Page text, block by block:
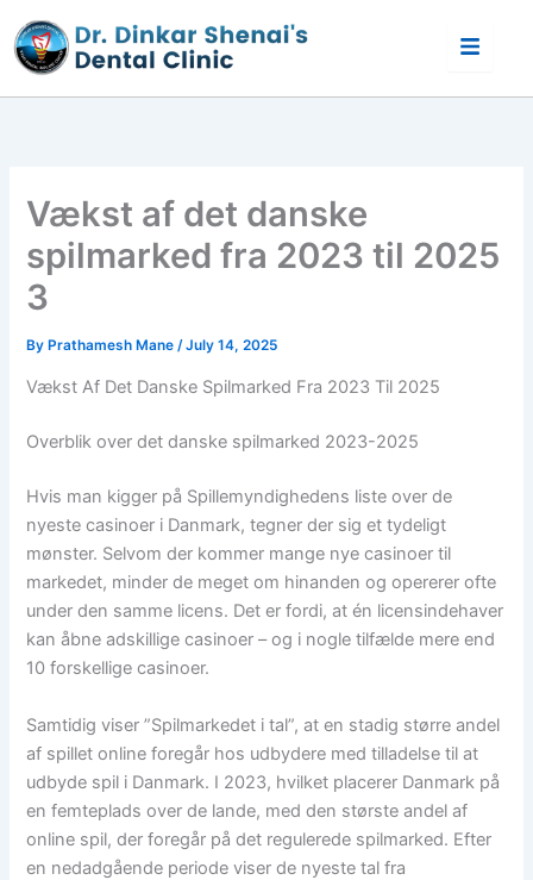
to
content
Vækst af det danske
spilmarked fra 2023 til 2025
3
ByPrathamesh Mane/July 14, 2025
Vækst Af Det Danske Spilmarked Fra 2023 Til 2025
Overblik over det danske spilmarked 2023-2025
Hvis man kigger på Spillemyndighedens liste over de
nyeste casinoer i Danmark, tegner der sig et tydeligt
mønster. Selvom der kommer mange nye casinoer til
markedet, minder de meget om hinanden og opererer ofte
under den samme licens. Det er fordi, at én licensindehaver
kan åbne adskillige casinoer – og i nogle tilfælde mere end
10 forskellige casinoer.
Samtidig viser ”Spilmarkedet i tal”, at en stadig større andel
af spillet online foregår hos udbydere med tilladelse til at
udbyde spil i Danmark. I 2023, hvilket placerer Danmark på
en femteplads over de lande, med den største andel af
online spil, der foregår på det regulerede spilmarked. Efter
en nedadgående periode viser de nyeste tal fra